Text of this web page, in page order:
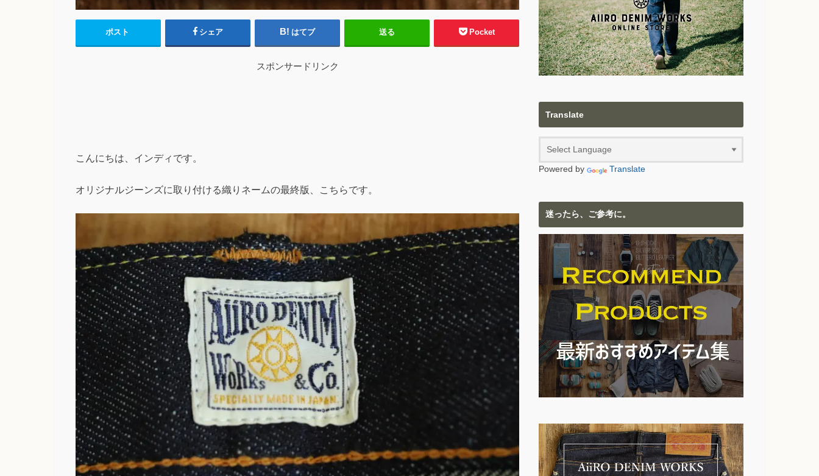
ポスト シェア はてブ 送る Pocket
スポンサードリンク
こんにちは、インディです。
オリジナルジーンズに取り付ける織りネームの最終版、こちらです。
Translate
Powered by Translate
迷ったら、ご参考に。